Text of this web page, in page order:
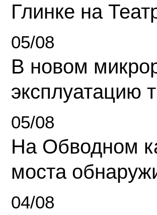
Глинке на
05/08
В новом
эксплуатацию
05/08
На Обводном
моста
04/08